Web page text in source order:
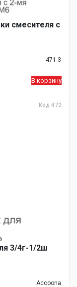
смесителя с
471-3
В корзину
Код 472
3/4г-1/2ш
Accoona